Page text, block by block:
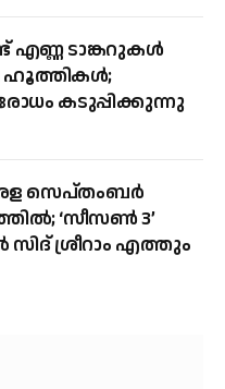
എണ്ണ ടാങ്കറുകൾ
ഹൂത്തികൾ;
കടുപ്പിക്കുന്നു
സെപ്തംബര്‍
‘സീസണ്‍ 3’
ശ്രീറാം എത്തും